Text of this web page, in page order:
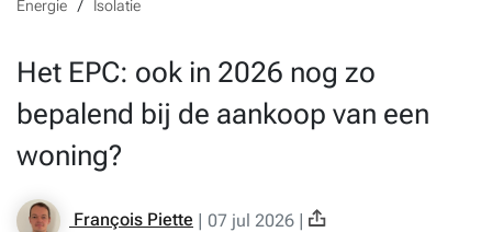
Energie Isolatie
Het EPC: ook in 2026 nog zo
bepalend bij de aankoop van een
woning?
François Piette | 07 jul 2026 |